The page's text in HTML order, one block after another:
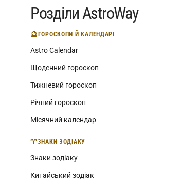
Розділи AstroWay
🔮ГОРОСКОПИ Й КАЛЕНДАРІ
Astro Calendar
Щоденний гороскоп
Тижневий гороскоп
Річний гороскоп
Місячний календар
♈ЗНАКИ ЗОДІАКУ
Знаки зодіаку
Китайський зодіак